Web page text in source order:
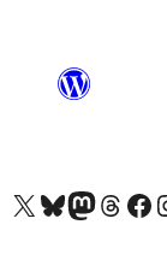
Visit our X (formerly Twitter) account
Visitez notre compte Bluesky
Visit our Mastodon
Visitez notre
Visit our